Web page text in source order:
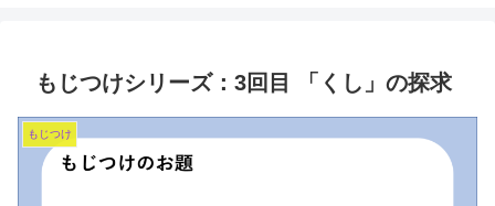
もじつけシリーズ：3回目 「くし」の探求
もじつけ